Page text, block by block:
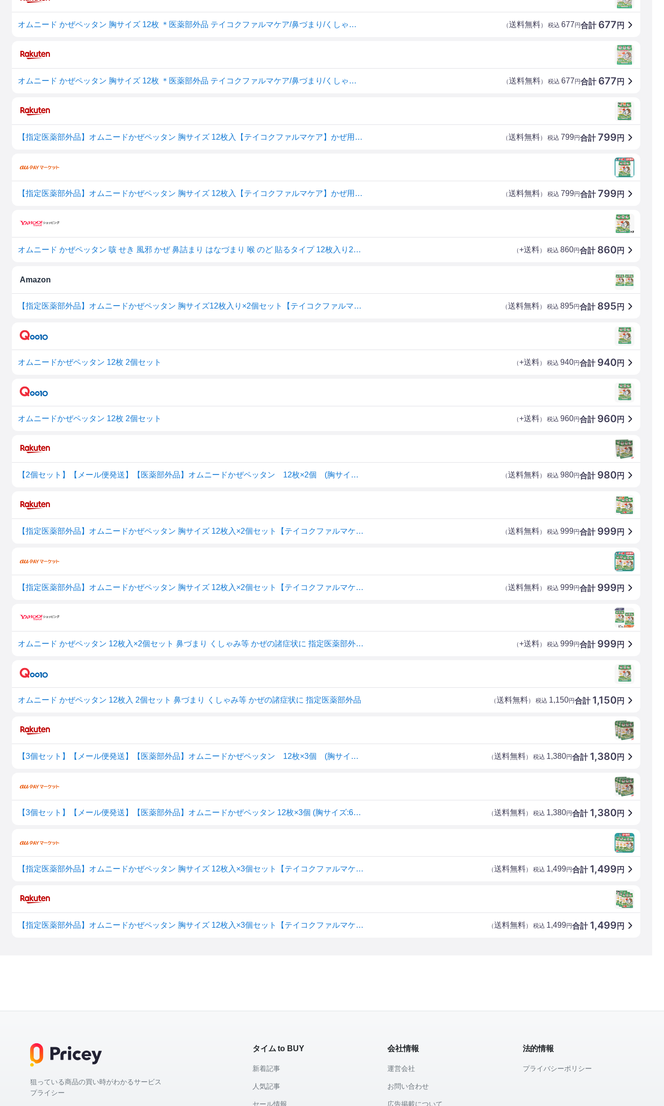
オムニード かぜペッタン 胸サイズ 12枚 ＊医薬部外品 テイコクファルマケア/鼻づまり/くしゃみ/かぜに伴う諸症状を緩和/胸に貼って揮散・吸入させる鼻のケア用品/お子様の年齢に応じサイズをカットしてご使用下さい 合計 677 円
（送料無料） 税込 677円
オムニード かぜペッタン 胸サイズ 12枚 ＊医薬部外品 テイコクファルマケア/鼻づまり/くしゃみ/かぜに伴う諸症状を緩和/胸に貼って揮散・吸入させる鼻のケア用品/お子様の年齢に応じサイズをカットしてご使用下さい 合計 677 円
（送料無料） 税込 677円
【指定医薬部外品】オムニードかぜペッタン 胸サイズ 12枚入【テイコクファルマケア】かぜ用シート かぜの諸症状に貼って効く 合計799 円
（送料無料） 税込 799円
【指定医薬部外品】オムニードかぜペッタン 胸サイズ 12枚入【テイコクファルマケア】かぜ用シート かぜの諸症状に貼って効く 合計799 円
（送料無料） 税込 799円
オムニード かぜペッタン 咳 せき 風邪 かぜ 鼻詰まり はなづまり 喉 のど 貼るタイプ 12枚入り2セット 合計 860円
（+送料） 税込 860円
Amazon
【指定医薬部外品】オムニードかぜペッタン 胸サイズ12枚入り×2個セット【テイコクファルマケア】鼻づまり、くしゃみ等のかぜに伴う諸症状を緩和 合計 895 円
（送料無料） 税込 895円
オムニードかぜペッタン 12枚 2個セット 合計 940円
（+送料） 税込 940円
オムニードかぜペッタン 12枚 2個セット 合計 960円
（+送料） 税込 960円
【2個セット】【メール便発送】【医薬部外品】オムニードかぜペッタン 12枚×2個 (胸サイズ：6×8cm) 合計 980円
（送料無料） 税込 980円
【指定医薬部外品】オムニードかぜペッタン 胸サイズ 12枚入×2個セット【テイコクファルマケア】かぜ用シート かぜの諸症状に貼って効く 合計 999 円
（送料無料） 税込 999円
【指定医薬部外品】オムニードかぜペッタン 胸サイズ 12枚入×2個セット【テイコクファルマケア】かぜ用シート かぜの諸症状に貼っ 合計 999 円
（送料無料） 税込 999円
オムニード かぜペッタン 12枚入×2個セット 鼻づまり くしゃみ等 かぜの諸症状に 指定医薬部外品 送料無料 合計 999 円
（+送料） 税込 999円
オムニード かぜペッタン 12枚入 2個セット 鼻づまり くしゃみ等 かぜの諸症状に 指定医薬部外品 合計 1,150円
（送料無料） 税込 1,150円
【3個セット】【メール便発送】【医薬部外品】オムニードかぜペッタン 12枚×3個 (胸サイズ：6×8cm) 合計 1,380円
（送料無料） 税込 1,380円
【3個セット】【メール便発送】【医薬部外品】オムニードかぜペッタン 12枚×3個 (胸サイズ:6×8cm) 合計 1,380円
（送料無料） 税込 1,380円
【指定医薬部外品】オムニードかぜペッタン 胸サイズ 12枚入×3個セット【テイコクファルマケア】かぜ用シート かぜの諸症状に貼っ 合計 1,499 円
（送料無料） 税込 1,499円
【指定医薬部外品】オムニードかぜペッタン 胸サイズ 12枚入×3個セット【テイコクファルマケア】かぜ用シート かぜの諸症状に貼って効く 合計 1,499 円
（送料無料） 税込 1,499円
狙っている商品の買い時がわかるサービス
プライシー
タイム to BUY
新着記事
人気記事
セール情報
会社情報
運営会社
お問い合わせ
広告掲載について
法的情報
プライバシーポリシー